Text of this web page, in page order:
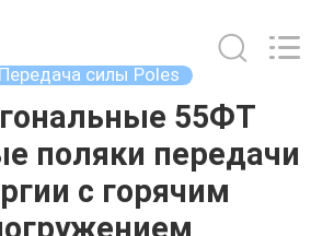
Передача силы Poles
55ФТ
поляки передачи
с горячим